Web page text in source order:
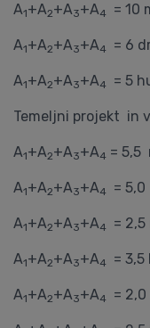
A1+A2+A3+A4 = 10
A1+A2+A3+A4 = 6
A1+A2+A3+A4 = 5
Temeljni projekt in
A1+A2+A3+A4 = 5,5
A1+A2+A3+A4 =
A1+A2+A3+A4 =
A1+A2+A3+A4 =
A1+A2+A3+A4 =